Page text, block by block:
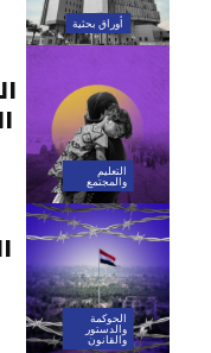
أوراق بحثية
التعليم
والمجتمع
الحوكمة
والدستور
والقانون